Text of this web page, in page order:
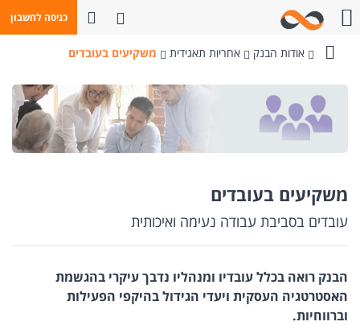
כניסה לחשבון
פתח חיפושחייגו אלינו
מזרחי-טפחות
אודות הבנק אחריות תאגידית משקיעים בעובדים
משקיעים בעובדים
עובדים בסביבת עבודה נעימה ואיכותית
הבנק רואה בכלל עובדיו ומנהליו נדבך עיקרי בהגשמת
האסטרטגיה העסקית ויעדי הגידול בהיקפי הפעילות
וברווחיות.